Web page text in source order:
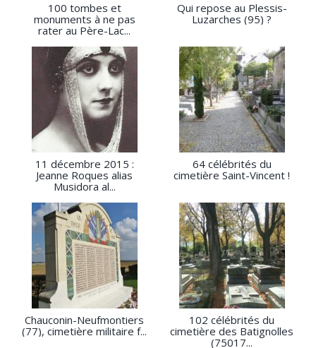
100 tombes et
monuments à ne pas
rater au Père-Lac...
Qui repose au Plessis-
Luzarches (95) ?
11 décembre 2015 :
Jeanne Roques alias
Musidora al...
64 célébrités du
cimetière Saint-Vincent !
Chauconin-Neufmontiers
(77), cimetière militaire f...
102 célébrités du
cimetière des Batignolles
(75017...